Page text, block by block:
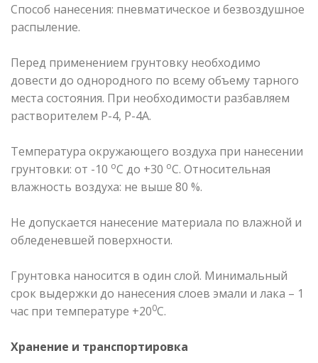
Способ нанесения: пневматическое и безвоздушное
распыление.
Перед применением грунтовку необходимо
довести до однородного по всему объему тарного
места состояния. При необходимости разбавляем
растворителем Р-4, Р-4А.
Температура окружающего воздуха при нанесении
грунтовки: от -10 оС до +30 оС. Относительная
влажность воздуха: не выше 80 %.
Не допускается нанесение материала по влажной и
обледеневшей поверхности.
Грунтовка наносится в один слой. Минимальный
срок выдержки до нанесения слоев эмали и лака – 1
час при температуре +200С.
Хранение и транспортировка